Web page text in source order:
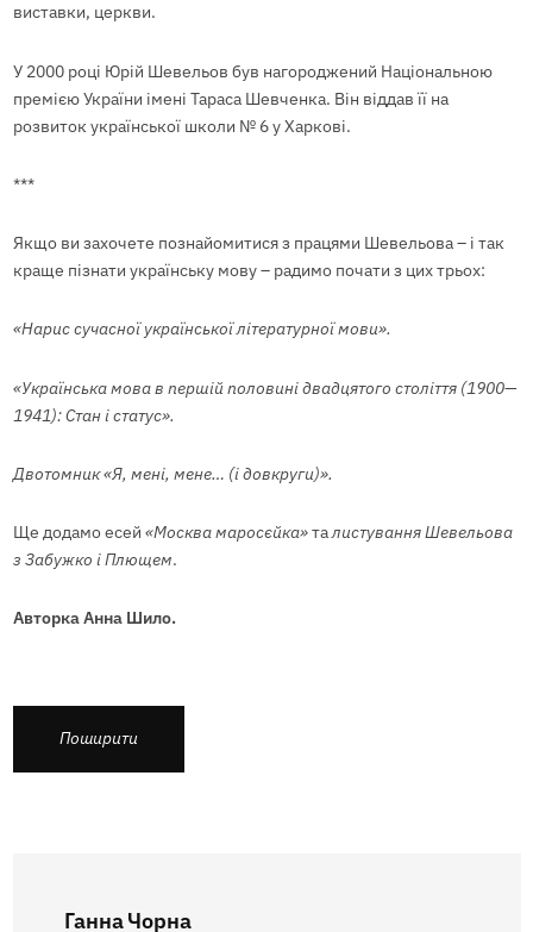
виставки, церкви.
У 2000 році Юрій Шевельов був нагороджений Національною
премією України імені Тараса Шевченка. Він віддав її на
розвиток української школи № 6 у Харкові.
***
Якщо ви захочете познайомитися з працями Шевельова – і так
краще пізнати українську мову – радимо почати з цих трьох:
«Нарис сучасної української літературної мови».
«Українська мова в першій половині двадцятого століття (1900—
1941): Стан і статус».
Двотомник «Я, мені, мене… (і довкруги)».
Ще додамо есей «Москва маросєйка»талистування Шевельова
з Забужко і Плющем.
Авторка Анна Шило.
Поширити
Ганна Чорна